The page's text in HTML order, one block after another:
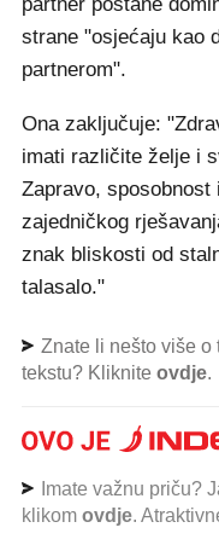
strane "osjećaju kao
partnerom".
Ona zaključuje:
imati različite želje i
Zapravo,
zajedničkog
znak bliskosti od
talasalo."
Znate li nešto više o
tekstu? Kliknite ovdje.
Imate važnu priču?
klikom ovdje.